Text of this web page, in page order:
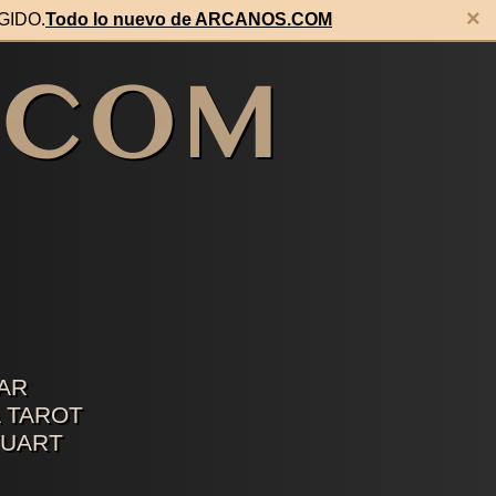
Todo lo nuevo de ARCANOS.COM ×
TAROT